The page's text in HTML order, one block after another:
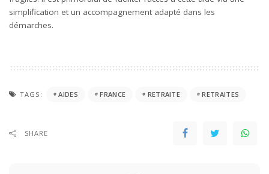
simplification et un accompagnement adapté dans les
démarches.
TAGS: AIDES FRANCE RETRAITE RETRAITES
SHARE